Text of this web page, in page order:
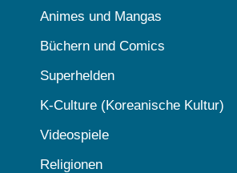
Animes und Mangas
Büchern und Comics
Superhelden
K-Culture (Koreanische Kultur)
Videospiele
Religionen